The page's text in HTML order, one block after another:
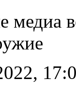
медиа